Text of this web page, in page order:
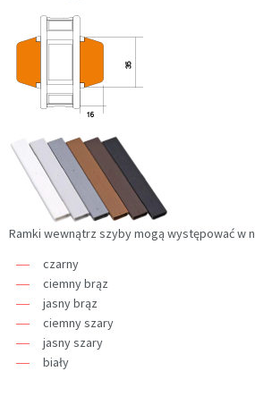
Ramki wewnątrz szyby mogą występować w
czarny
ciemny brąz
jasny brąz
ciemny szary
jasny szary
biały